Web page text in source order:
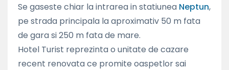
Se gaseste chiar la intrarea in statiunea Neptun,
pe strada principala la aproximativ 50 m fata
de gara si 250 m fata de mare.
Hotel Turist reprezinta o unitate de cazare
recent renovata ce promite oaspetlor sai